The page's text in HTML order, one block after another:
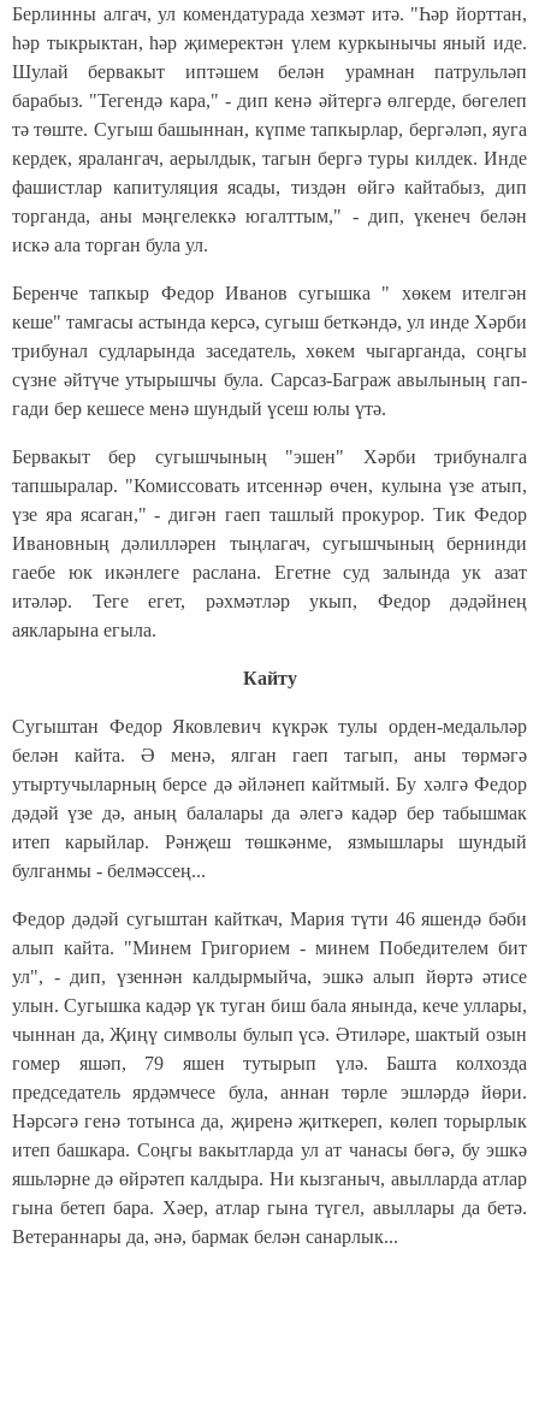
Берлинны алгач, ул комендатурада хезмәт итә. "Һәр йорттан,
һәр тыкрыктан, һәр җимеректән үлем куркынычы яный иде.
Шулай бервакыт иптәшем белән урамнан патрульләп
барабыз. "Тегендә кара," - дип кенә әйтергә өлгерде, бөгелеп
тә төште. Сугыш башыннан, күпме тапкырлар, бергәләп, яуга
кердек, яралангач, аерылдык, тагын бергә туры килдек. Инде
фашистлар капитуляция ясады, тиздән өйгә кайтабыз, дип
торганда, аны мәңгелеккә югалттым," - дип, үкенеч белән
искә ала торган була ул.
Беренче тапкыр Федор Иванов сугышка " хөкем ителгән
кеше" тамгасы астында керсә, сугыш беткәндә, ул инде Хәрби
трибунал судларында заседатель, хөкем чыгарганда, соңгы
сүзне әйтүче утырышчы була. Сарсаз-Баграж авылының гап-
гади бер кешесе менә шундый үсеш юлы үтә.
Бервакыт бер сугышчының "эшен" Хәрби трибуналга
тапшыралар. "Комиссовать итсеннәр өчен, кулына үзе атып,
үзе яра ясаган," - дигән гаеп ташлый прокурор. Тик Федор
Ивановның дәлилләрен тыңлагач, сугышчының бернинди
гаебе юк икәнлеге раслана. Егетне суд залында ук азат
итәләр. Теге егет, рәхмәтләр укып, Федор дәдәйнең
аякларына егыла.
Кайту
Сугыштан Федор Яковлевич күкрәк тулы орден-медальләр
белән кайта. Ә менә, ялган гаеп тагып, аны төрмәгә
утыртучыларның берсе дә әйләнеп кайтмый. Бу хәлгә Федор
дәдәй үзе дә, аның балалары да әлегә кадәр бер табышмак
итеп карыйлар. Рәнҗеш төшкәнме, язмышлары шундый
булганмы - белмәссең...
Федор дәдәй сугыштан кайткач, Мария түти 46 яшендә бәби
алып кайта. "Минем Григорием - минем Победителем бит
ул", - дип, үзеннән калдырмыйча, эшкә алып йөртә әтисе
улын. Сугышка кадәр үк туган биш бала янында, кече уллары,
чыннан да, Җиңү символы булып үсә. Әтиләре, шактый озын
гомер яшәп, 79 яшен тутырып үлә. Башта колхозда
председатель ярдәмчесе була, аннан төрле эшләрдә йөри.
Нәрсәгә генә тотынса да, җиренә җиткереп, көлеп торырлык
итеп башкара. Соңгы вакытларда ул ат чанасы бөгә, бу эшкә
яшьләрне дә өйрәтеп калдыра. Ни кызганыч, авылларда атлар
гына бетеп бара. Хәер, атлар гына түгел, авыллары да бетә.
Ветераннары да, әнә, бармак белән санарлык...